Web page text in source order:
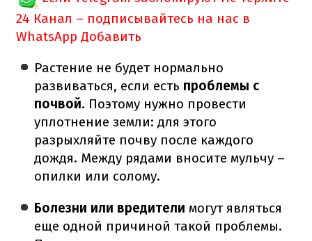
24 Канал – подписывайтесь на нас в
WhatsApp Добавить
Растение не будет нормально
развиваться, если есть проблемы с
почвой. Поэтому нужно провести
уплотнение земли: для этого
разрыхляйте почву после каждого
дождя. Между рядами вносите мульчу –
опилки или солому.
Болезни или вредители могут являться
еще одной причиной такой проблемы.